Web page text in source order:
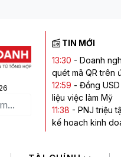
TIN MỚI
13:30 - Doanh
quét mã QR trên
12:59 - Đồng
liệu việc làm Mỹ
11:38 - PNJ triệu
kế hoạch kinh